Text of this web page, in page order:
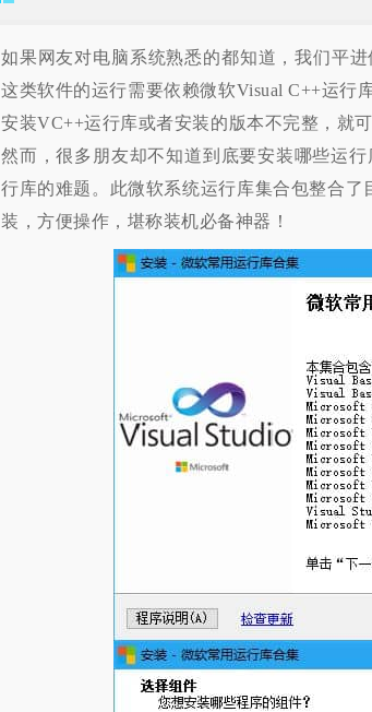
如果网友对电脑系统熟悉的都知道，我们平
这类软件的运行需要依赖微软Visual C++运行
安装VC++运行库或者安装的版本不完整，就
然而，很多朋友却不知道到底要安装哪些运
行库的难题。此微软系统运行库集合包整合
装，方便操作，堪称装机必备神器！